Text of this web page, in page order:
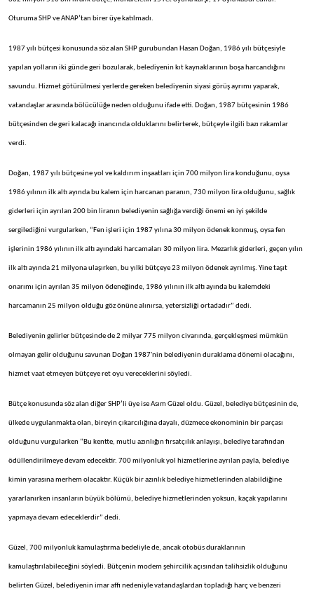
Oturuma SHP ve ANAP’tan birer üye katılmadı.
1987 yılı bütçesi konusunda söz alan SHP gurubundan Hasan Doğan, 1986 yılı bütçesiyle
yapılan yolların iki günde geri bozularak, belediyenin kıt kaynaklarının boşa harcandığını
savundu. Hizmet götürülmesi yerlerde gereken belediyenin siyasi görüş ayrımı yaparak,
vatandaşlar arasında bölücülüğe neden olduğunu ifade etti. Doğan, 1987 bütçesinin 1986
bütçesinden de geri kalacağı inancında olduklarını belirterek, bütçeyle ilgili bazı rakamlar
verdi.
Doğan, 1987 yılı bütçesine yol ve kaldırım inşaatları için 700 milyon lira konduğunu, oysa
1986 yılının ilk altı ayında bu kalem için harcanan paranın, 730 milyon lira olduğunu, sağlık
giderleri için ayrılan 200 bin liranın belediyenin sağlığa verdiği önemi en iyi şekilde
sergilediğini vurgularken, “Fen işleri için 1987 yılına 30 milyon ödenek konmuş, oysa fen
işlerinin 1986 yılının ilk altı ayındaki harcamaları 30 milyon lira. Mezarlık giderleri, geçen yılın
ilk altı ayında 21 milyona ulaşırken, bu yılki bütçeye 23 milyon ödenek ayrılmış. Yine taşıt
onarımı için ayrılan 35 milyon ödeneğinde, 1986 yılının ilk altı ayında bu kalemdeki
harcamanın 25 milyon olduğu göz önüne alınırsa, yetersizliği ortadadır” dedi.
Belediyenin gelirler bütçesinde de 2 milyar 775 milyon civarında, gerçekleşmesi mümkün
olmayan gelir olduğunu savunan Doğan 1987'nin belediyenin duraklama dönemi olacağını,
hizmet vaat etmeyen bütçeye ret oyu vereceklerini söyledi.
Bütçe konusunda söz alan diğer SHP’li üye ise Asım Güzel oldu. Güzel, belediye bütçesinin de,
ülkede uygulanmakta olan, bireyin çıkarcılığına dayalı, düzmece ekonominin bir parçası
olduğunu vurgularken “Bu kentte, mutlu azınlığın fırsatçılık anlayışı, belediye tarafından
ödüllendirilmeye devam edecektir. 700 milyonluk yol hizmetlerine ayrılan payla, belediye
kimin yarasına merhem olacaktır. Küçük bir azınlık belediye hizmetlerinden alabildiğine
yararlanırken insanların büyük bölümü, belediye hizmetlerinden yoksun, kaçak yapılarını
yapmaya devam edeceklerdir” dedi.
Güzel, 700 milyonluk kamulaştırma bedeliyle de, ancak otobüs duraklarının
kamulaştırılabileceğini söyledi. Bütçenin modem şehircilik açısından talihsizlik olduğunu
belirten Güzel, belediyenin imar affı nedeniyle vatandaşlardan topladığı harç ve benzeri